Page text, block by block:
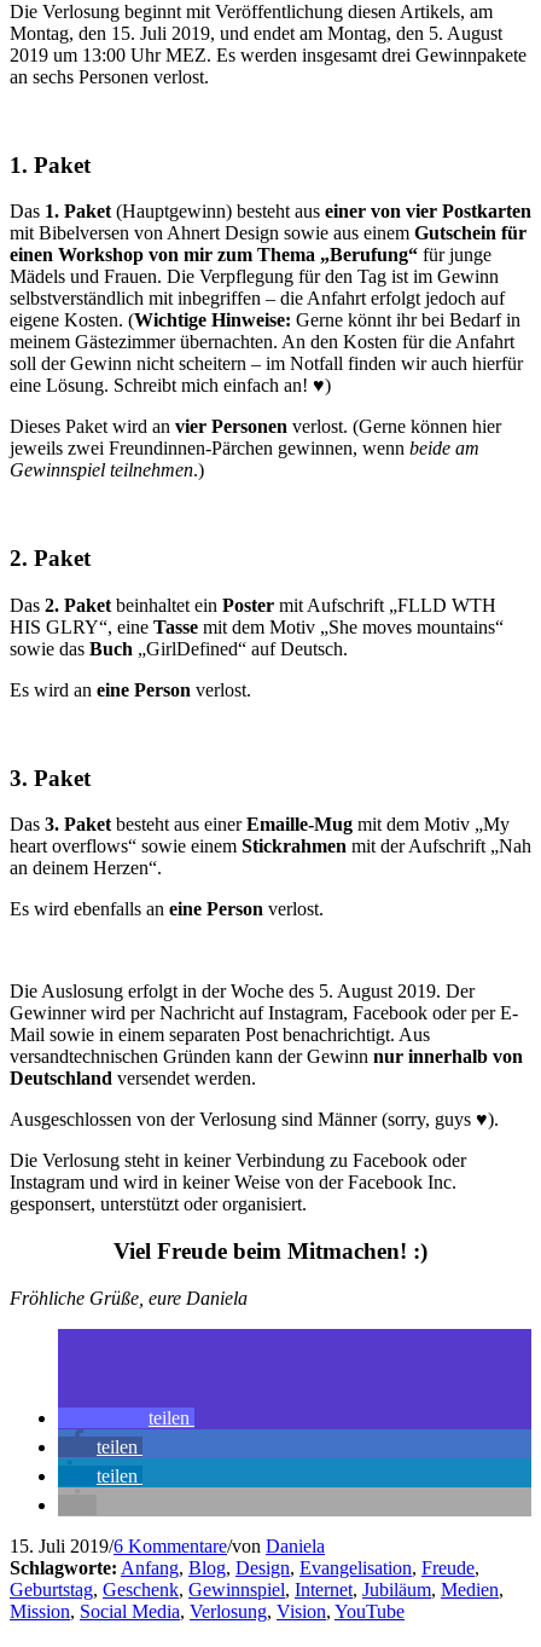
Die Verlosung beginnt mit Veröffentlichung diesen Artikels, am
Montag, den 15. Juli 2019, und endet am Montag, den 5. August
2019 um 13:00 Uhr MEZ. Es werden insgesamt drei Gewinnpakete
an sechs Personen verlost.
1. Paket
Das 1. Paket(Hauptgewinn) besteht aus einer von vier Postkarten
mit Bibelversen von Ahnert Design sowie aus einem Gutschein für
einen Workshop von mir zum Thema „Berufung“ für junge
Mädels und Frauen. Die Verpflegung für den Tag ist im Gewinn
selbstverständlich mit inbegriffen – die Anfahrt erfolgt jedoch auf
eigene Kosten. (Wichtige Hinweise: Gerne könnt ihr bei Bedarf in
meinem Gästezimmer übernachten. An den Kosten für die Anfahrt
soll der Gewinn nicht scheitern – im Notfall finden wir auch hierfür
eine Lösung. Schreibt mich einfach an! ♥)
Dieses Paket wird an vier Personen verlost. (Gerne können hier
jeweils zwei Freundinnen-Pärchen gewinnen, wenn beide am
Gewinnspiel teilnehmen.)
2. Paket
Das 2. Paket beinhaltet ein Poster mit Aufschrift „FLLD WTH
HIS GLRY“, eine Tasse mit dem Motiv „She moves mountains“
sowie das Buch „GirlDefined“ auf Deutsch.
Es wird an eine Person verlost.
3. Paket
Das 3. Paket besteht aus einerEmaille-Mug mit dem Motiv „My
heart overflows“ sowie einem Stickrahmen mit der Aufschrift „Nah
an deinem Herzen“.
Es wird ebenfalls an eine Person verlost.
Die Auslosung erfolgt in der Woche des 5. August 2019. Der
Gewinner wird per Nachricht auf Instagram, Facebook oder per E-
Mail sowie in einem separaten Post benachrichtigt. Aus
versandtechnischen Gründen kann der Gewinn nur innerhalb von
Deutschland versendet werden.
Ausgeschlossen von der Verlosung sind Männer (sorry, guys ♥).
Die Verlosung steht in keiner Verbindung zu Facebook oder
Instagram und wird in keiner Weise von der Facebook Inc.
gesponsert, unterstützt oder organisiert.
Viel Freude beim Mitmachen! :)
Fröhliche Grüße, eure Daniela
teilen
teilen
teilen
15. Juli 2019/6 Kommentare/von Daniela
Schlagworte: Anfang, Blog, Design, Evangelisation, Freude,
Geburtstag, Geschenk, Gewinnspiel, Internet, Jubiläum, Medien,
Mission, Social Media, Verlosung, Vision, YouTube